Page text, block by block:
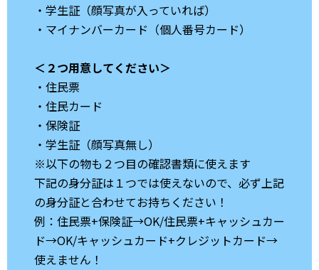
・学生証（顔写真が入っていれば）
・マイナンバーカード（個人番号カード）
＜２つ用意してください＞
・住民票
・住民カード
・保険証
・学生証（顔写真無し）
※以下の物も２つ目の確認書類に使えます
下記の身分証は１つでは使えないので、必ず上記
の身分証と合わせてお持ちください！
例：住民票+保険証→OK/住民票+キャッシュカー
ド→OK/キャッシュカード+クレジットカード→
使えません！